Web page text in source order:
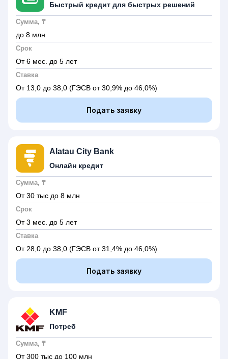
Быстрый кредит для быстрых решений
Сумма, ₸
до 8 млн
Срок
От 6 мес. до 5 лет
Ставка
От 13,0 до 38,0 (ГЭСВ от 30,9% до 46,0%)
Подать заявку
Alatau City Bank
Онлайн кредит
Сумма, ₸
От 30 тыс до 8 млн
Срок
От 3 мес. до 5 лет
Ставка
От 28,0 до 38,0 (ГЭСВ от 31,4% до 46,0%)
Подать заявку
KMF
Потреб
Сумма, ₸
От 300 тыс до 100 млн